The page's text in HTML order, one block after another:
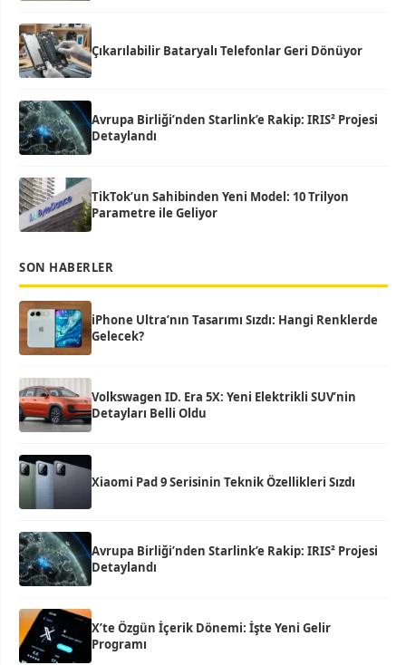
Çıkarılabilir Bataryalı Telefonlar Geri Dönüyor
Avrupa Birliği’nden Starlink’e Rakip: IRIS² Projesi
Detaylandı
TikTok’un Sahibinden Yeni Model: 10 Trilyon
Parametre ile Geliyor
SON HABERLER
iPhone Ultra’nın Tasarımı Sızdı: Hangi Renklerde
Gelecek?
Volkswagen ID. Era 5X: Yeni Elektrikli SUV’nin
Detayları Belli Oldu
Xiaomi Pad 9 Serisinin Teknik Özellikleri Sızdı
Avrupa Birliği’nden Starlink’e Rakip: IRIS² Projesi
Detaylandı
X’te Özgün İçerik Dönemi: İşte Yeni Gelir
Programı